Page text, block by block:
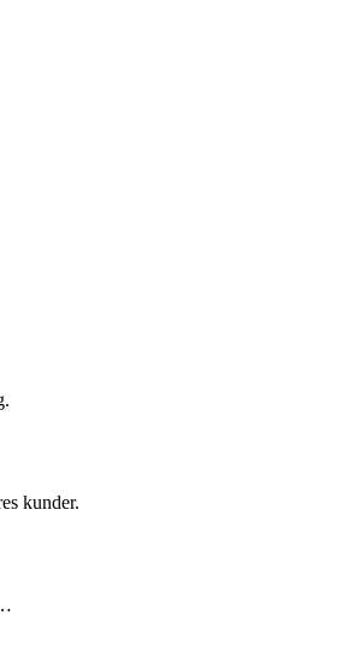
kunder.